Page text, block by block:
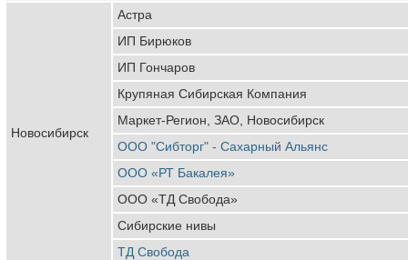
Новосибирск
Астра
ИП Бирюков
ИП Гончаров
Крупяная Сибирская Компания
Маркет-Регион, ЗАО, Новосибирск
ООО "Сибторг" - Сахарный Альянс
ООО «РТ Бакалея»
ООО «ТД Свобода»
Сибирские нивы
ТД Свобода